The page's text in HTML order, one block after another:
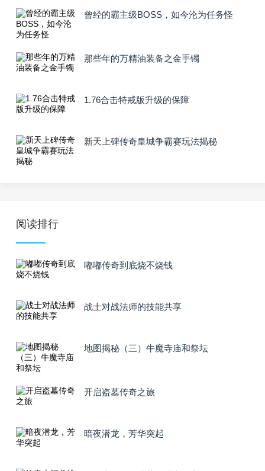
曾经的霸主级BOSS，如今沦为任务怪
那些年的万精油装备之金手镯
1.76合击特戒版升级的保障
新天上碑传奇皇城争霸赛玩法揭秘
阅读排行
嘟嘟传奇到底烧不烧钱
战士对战法师的技能共享
地图揭秘（三）牛魔寺庙和祭坛
开启盗墓传奇之旅
暗夜潜龙，芳华突起